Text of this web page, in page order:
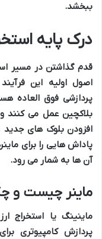
ببخشد.
درک پایه
قدم گذاشتن در مسیر
اصول اولیه این
پردازشی فوق العاده
بلاکچین عمل می
افزودن بلوک های جدید
پاداش هایی را برای
آن ها به شمار می رود.
ماینر چیست و
ماینینگ یا استخراج
پردازش کامپیوتری